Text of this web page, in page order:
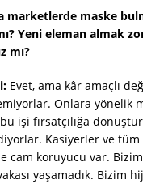
marketlerde maske
Yeni eleman almak
mı?
Evet, ama kâr amaçlı
Onlara yönelik
işi fırsatçılığa
Kasiyerler ve tüm
cam koruyucu var.
yaşamadık. Bizim